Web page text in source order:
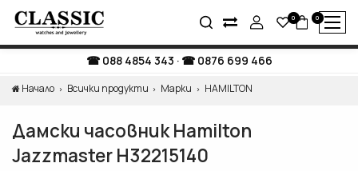
0 0
088 4854 343 · 0876 699 466
Начало Всички продукти Марки HAMILTON
Дамски часовник Hamilton
Jazzmaster H32215140